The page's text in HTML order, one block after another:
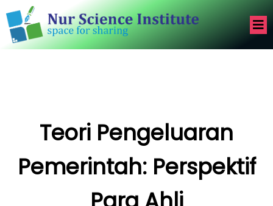
Teori Pengeluaran
Pemerintah: Perspektif